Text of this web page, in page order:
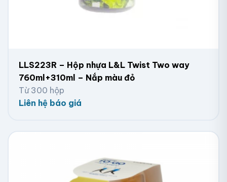
LLS223R – Hộp nhựa L&L Twist Two way
760ml+310ml – Nắp màu đỏ
Từ 300 hộp
Liên hệ báo giá